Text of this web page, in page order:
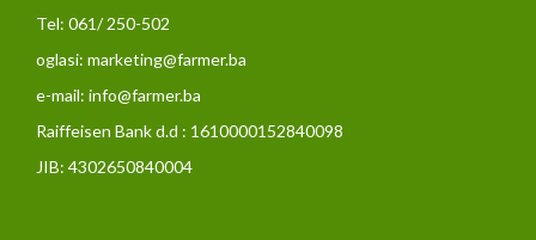
Tel: 061/ 250-502
oglasi: marketing@farmer.ba
e-mail: info@farmer.ba
Raiffeisen Bank d.d : 1610000152840098
JIB: 4302650840004